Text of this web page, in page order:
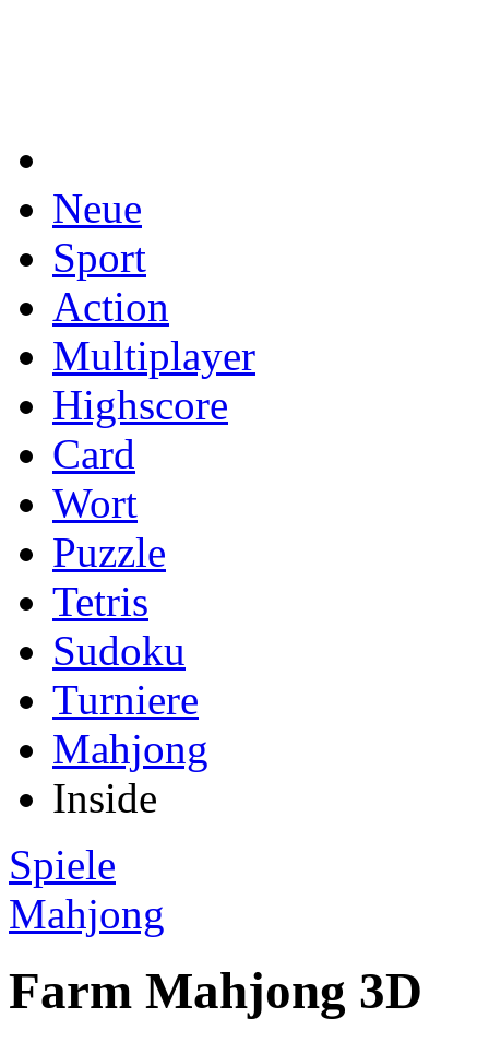
Neue
Sport
Action
Multiplayer
Highscore
Card
Wort
Puzzle
Tetris
Sudoku
Turniere
Mahjong
Inside
Spiele
Mahjong
Farm Mahjong 3D